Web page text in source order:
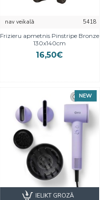
nav veikalā
5418
Frizieru apmetnis Pinstripe Bronze
130x140cm
16,50€
NEW
IELIKT GROZĀ